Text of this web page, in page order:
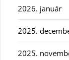
2026. január
2025.
2025.